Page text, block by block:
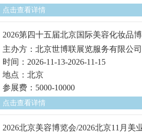
点击查看详情
2026第四十五届北京国际美容化妆品
主办方：北京世博联展览服务有限公司
时间：2026-11-13-2026-11-15
地点：北京
参展费：5000-10000
点击查看详情
2026北京美容博览会/2026北京11月美